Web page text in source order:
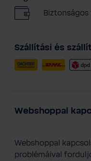
Szállítási és
Webshoppal
Webshoppal
problémáival